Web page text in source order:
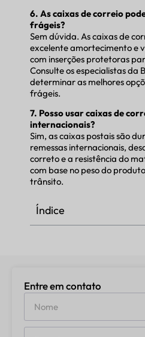
Índice
6. As caixas de correio
frágeis?
Sem dúvida. As caixas de
excelente amortecimento e
com inserções protetoras
Consulte os especialistas da
determinar as melhores
frágeis.
7. Posso usar caixas de
internacionais?
Sim, as caixas postais são
remessas internacionais,
correto e a resistência do
com base no peso do
trânsito.
Entre em contato